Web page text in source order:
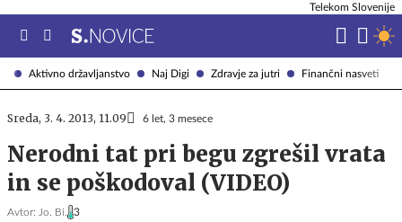
Aktivno državljanstvo Naj Digi Zdravje za jutri Finančni nasveti
Telekom Slovenije
Sreda, 3. 4. 2013, 11.09 6 let, 3 mesece
Nerodni tat pri begu zgrešil vrata
in se poškodoval (VIDEO)
Avtor: Jo. Bi. 3